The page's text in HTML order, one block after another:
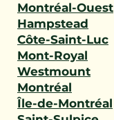
Montréal-Ouest
Hampstead
Côte-Saint-Luc
Mont-Royal
Westmount
Montréal
Île-de-Montréal